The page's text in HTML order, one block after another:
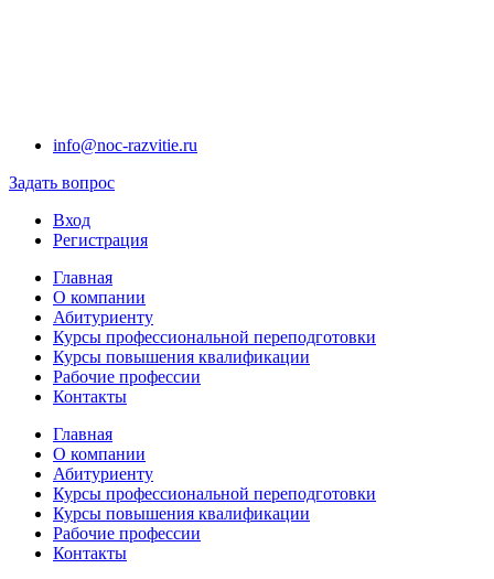
info@noc-razvitie.ru
Задать вопрос
Вход
Регистрация
Главная
О компании
Абитуриенту
Курсы профессиональной переподготовки
Курсы повышения квалификации
Рабочие профессии
Контакты
Главная
О компании
Абитуриенту
Курсы профессиональной переподготовки
Курсы повышения квалификации
Рабочие профессии
Контакты